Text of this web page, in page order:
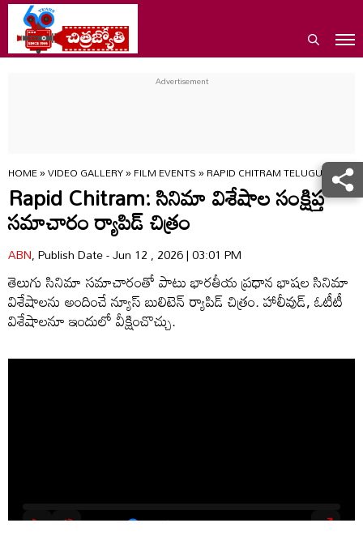
HOME»VIDEO GALLERY»FILM EVENTS»RAPID CHITRAM TELUGU
Rapid Chitram: సినిమా విశేషాల సంక్షిప్త
సమాచారం ర్యాపిడ్ చిత్రం
ABN, Publish Date - Jun 12 , 2026 | 03:01 PM
తెలుగు సినిమా సమాచారంతో పాటు భారతీయ ప్రధాన భాషల సినిమా
విశేషాలను అందించే న్యూస్ బులిటెన్ ర్యాపిడ్‌ చిత్రం. హాలీవుడ్‌, ఓటీటీ
విశేషాలనూ ఇందులో వీక్షించొచ్చు.